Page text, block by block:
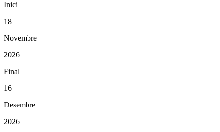
Inici
18
Novembre
2026
Final
16
Desembre
2026